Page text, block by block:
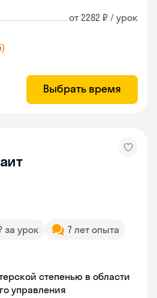
от 2282 ₽ / урок
Выбрать время
за урок
7 лет опыта
степенью в области
управления